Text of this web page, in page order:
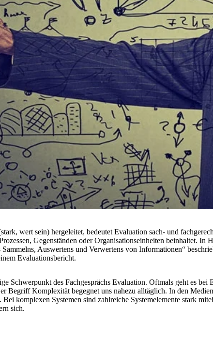
wert sein) hergeleitet, bedeutet Evaluation sach- und
Gegenständen oder Organisationseinheiten beinhaltet.
Auswertens und Verwertens von Informationen“
Evaluationsbericht.
Schwerpunkt des Fachgesprächs Evaluation. Oftmals geht es
Begriff Komplexität begegnet uns nahezu alltäglich. In den
komplexen Systemen sind zahlreiche Systemelemente stark
sich.